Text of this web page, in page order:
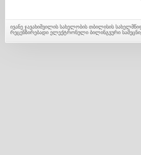
ივანე ჯავახიშვილის სახელობის თბილისის
რეცენზირებადი ელექტრონული ბილინგვური